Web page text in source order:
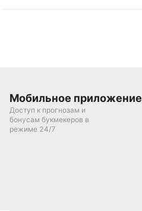
Мобильное приложение
Доступ к прогнозам и
бонусам букмекеров в
режиме 24/7